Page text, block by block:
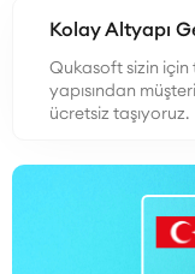
Kolay Altyapı
Qukasoft sizin için
yapısından
ücretsiz taşıyoruz.